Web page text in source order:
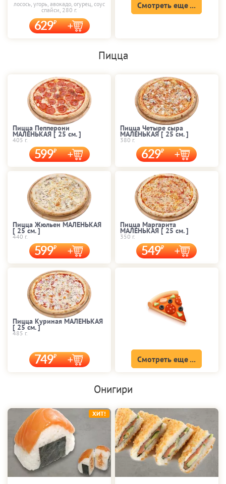
лосось, угорь, авокадо, огурец, соус
спайси, 280 г.
629
Смотреть еще ...
Пицца
Пицца Пепперони
МАЛЕНЬКАЯ [ 25 cм. ]
405 г.
599
Пицца Четыре сыра
МАЛЕНЬКАЯ [ 25 cм. ]
380 г.
629
Пицца Жюльен МАЛЕНЬКАЯ
[ 25 cм. ]
440 г.
599
Пицца Маргарита
МАЛЕНЬКАЯ [ 25 cм. ]
350 г.
549
Пицца Куриная МАЛЕНЬКАЯ
[ 25 cм. ]
485 г.
749 Смотреть еще ...
Онигири
ХИТ!